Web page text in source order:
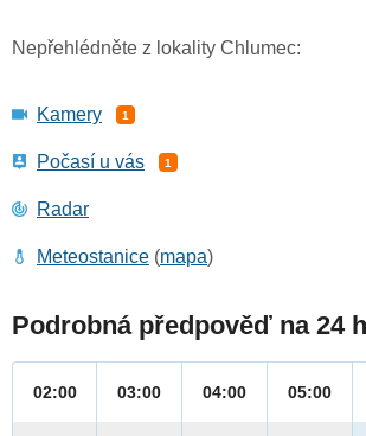
Nepřehlédněte z lokality Chlumec:
Kamery 1
Počasí u vás 1
Radar
Meteostanice (mapa)
Podrobná předpověď na 24
02:00 03:00 04:00 05:00